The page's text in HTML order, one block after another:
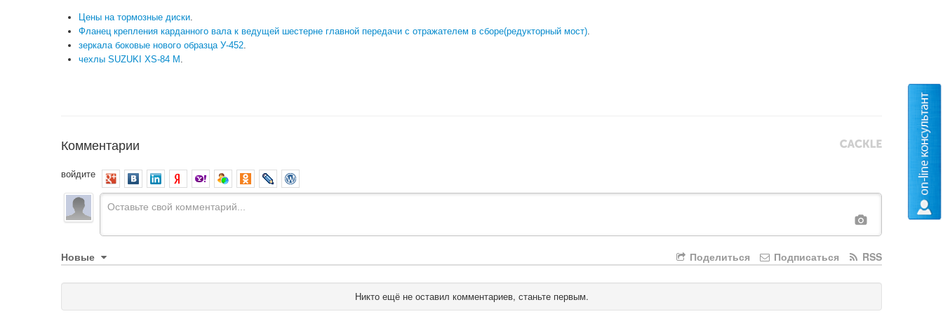
Цены на тормозные диски.
Фланец крепления карданного вала к ведущей шестерне главной передачи с отражателем в сборе(редукторный мост).
зеркала боковые нового образца У-452.
чехлы SUZUKI XS-84 M .
Комментарии
войдите
Новые RSS
Подписаться
Поделиться
Никто ещё не оставил комментариев, станьте первым.